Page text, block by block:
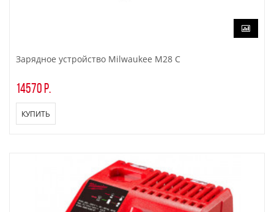
Зарядное устройство Milwaukee M28 C
14570 р.
КУПИТЬ